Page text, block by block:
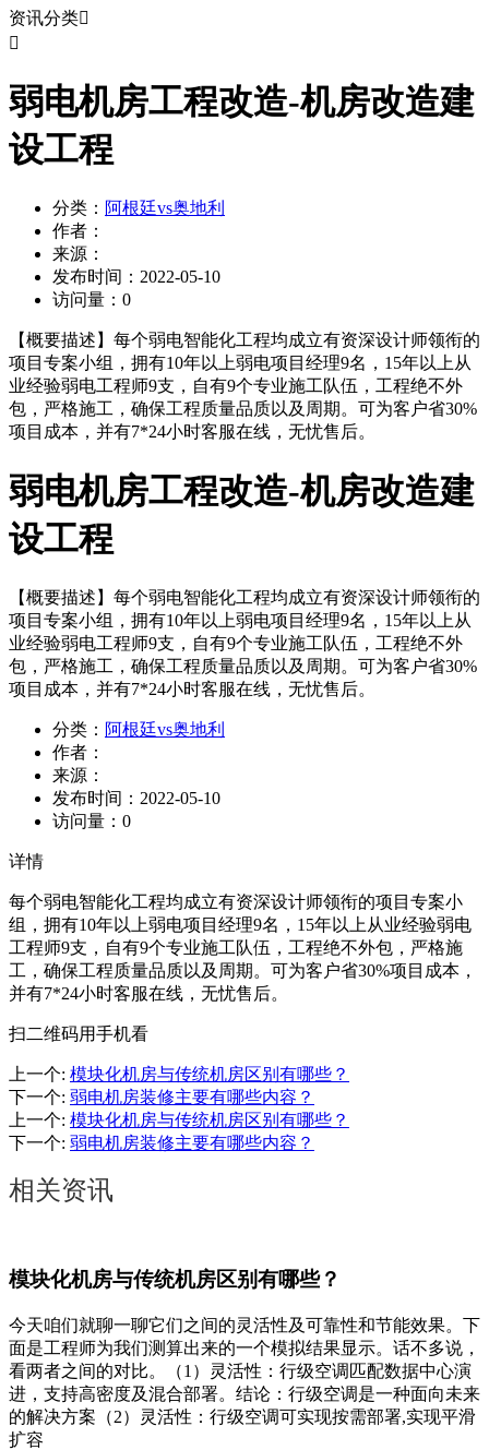
资讯分类

弱电机房工程改造-机房改造建
设工程
分类： 阿根廷vs奥地利
作者：
来源：
发布时间： 2022-05-10
访问量： 0
【概要描述】 每个弱电智能化工程均成立有资深设计师领衔的
项目专案小组，拥有10年以上弱电项目经理9名，15年以上从
业经验弱电工程师9支，自有9个专业施工队伍，工程绝不外
包，严格施工，确保工程质量品质以及周期。可为客户省30%
项目成本，并有7*24小时客服在线，无忧售后。
弱电机房工程改造-机房改造建
设工程
【概要描述】 每个弱电智能化工程均成立有资深设计师领衔的
项目专案小组，拥有10年以上弱电项目经理9名，15年以上从
业经验弱电工程师9支，自有9个专业施工队伍，工程绝不外
包，严格施工，确保工程质量品质以及周期。可为客户省30%
项目成本，并有7*24小时客服在线，无忧售后。
分类： 阿根廷vs奥地利
作者：
来源：
发布时间： 2022-05-10
访问量： 0
详情
每个弱电智能化工程均成立有资深设计师领衔的项目专案小
组，拥有10年以上弱电项目经理9名，15年以上从业经验弱电
工程师9支，自有9个专业施工队伍，工程绝不外包，严格施
工，确保工程质量品质以及周期。可为客户省30%项目成本，
并有7*24小时客服在线，无忧售后。
扫二维码用手机看
上一个: 模块化机房与传统机房区别有哪些？
下一个: 弱电机房装修主要有哪些内容？
上一个: 模块化机房与传统机房区别有哪些？
下一个: 弱电机房装修主要有哪些内容？
相关资讯
模块化机房与传统机房区别有哪些？
今天咱们就聊一聊它们之间的灵活性及可靠性和节能效果。下
面是工程师为我们测算出来的一个模拟结果显示。话不多说，
看两者之间的对比。（1）灵活性：行级空调匹配数据中心演
进，支持高密度及混合部署。结论：行级空调是一种面向未来
的解决方案（2）灵活性：行级空调可实现按需部署,实现平滑
扩容